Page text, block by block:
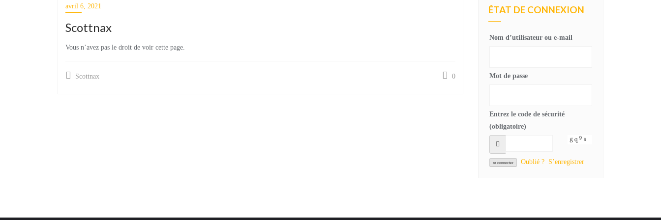
avril 6, 2021
Scottnax
Vous n’avez pas le droit de voir cette page.
Scottnax 0
ÉTAT DE CONNEXION
Nom d’utilisateur ou e-mail
Mot de passe
Entrez le code de sécurité
(obligatoire)
Oublié ? S’enregistrer